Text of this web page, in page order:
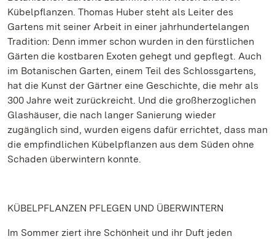
Kübelpflanzen. Thomas Huber steht als Leiter des
Gartens mit seiner Arbeit in einer jahrhundertelangen
Tradition: Denn immer schon wurden in den fürstlichen
Gärten die kostbaren Exoten gehegt und gepflegt. Auch
im Botanischen Garten, einem Teil des Schlossgartens,
hat die Kunst der Gärtner eine Geschichte, die mehr als
300 Jahre weit zurückreicht. Und die großherzoglichen
Glashäuser, die nach langer Sanierung wieder
zugänglich sind, wurden eigens dafür errichtet, dass man
die empfindlichen Kübelpflanzen aus dem Süden ohne
Schaden überwintern konnte.
KÜBELPFLANZEN PFLEGEN UND ÜBERWINTERN
Im Sommer ziert ihre Schönheit und ihr Duft jeden